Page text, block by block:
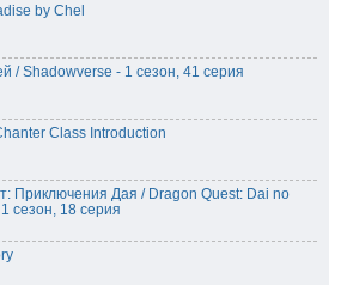
by Chel
/ Shadowverse - 1 сезон, 41 серия
Class Introduction
Приключения Дая / Dragon Quest: Dai no
сезон, 18 серия